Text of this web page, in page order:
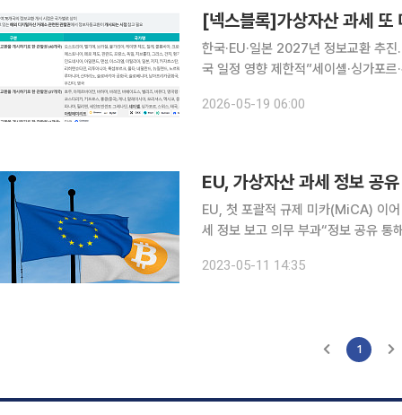
[넥스블록]가상자산 과세
한국·EU·일본 2027년 정보교환 추
국 일정 영향 제한적”세이셸·싱가포르·홍콩
러싼 국제 일정 차이가 새로운 변수로
2026-05-19 06:00
EU, 가상자산 과세 정보 공
EU, 첫 포괄적 규제 미카(MiCA) 이어
세 정보 보고 의무 부과“정보 공유 통해 유
채택에도 속도를 내고 있다. 해당 안
2023-05-11 14:35
1